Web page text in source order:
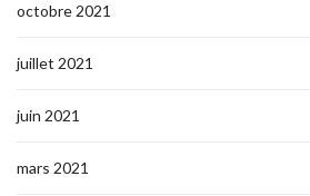
octobre 2021
juillet 2021
juin 2021
mars 2021